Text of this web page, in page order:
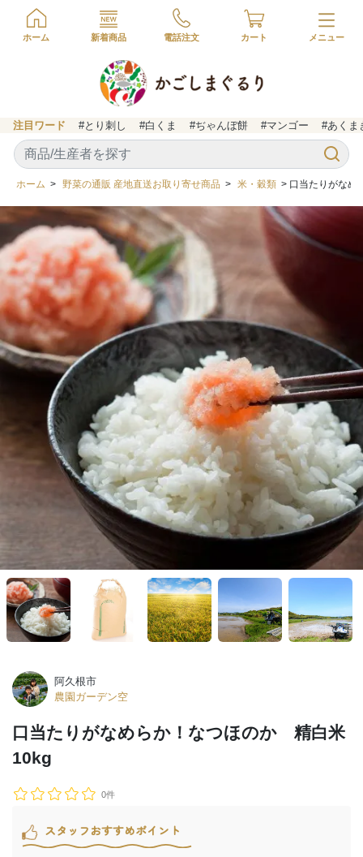
ホーム 新着商品 電話注文 カート
注目ワード #とり刺し #白くま #ぢゃんぼ餅 #マンゴー #あくま
ホーム > 野菜の通販 産地直送お取り寄せ商品 > 米・穀類 > 口当たりがな
阿久根市
農園ガーデン空
口当たりがなめらか！なつほのか 精白米
10kg
0件
スタッフおすすめポイント